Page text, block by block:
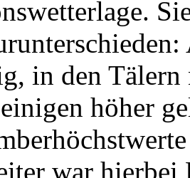
in den
höher
war